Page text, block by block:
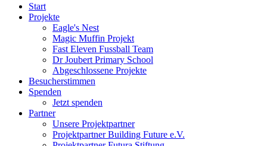
Start
Projekte
Eagle's Nest
Magic Muffin Projekt
Fast Eleven Fussball Team
Dr Joubert Primary School
Abgeschlossene Projekte
Besucherstimmen
Spenden
Jetzt spenden
Partner
Unsere Projektpartner
Projektpartner Building Future e.V.